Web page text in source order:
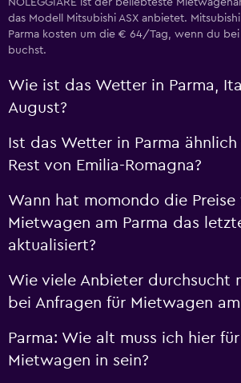
NOLEGGIARE ist der beliebteste
das Modell Mitsubishi ASX anbietet.
Parma kosten um die € 64/Tag, wenn du bei
buchst.
Wie ist das Wetter in Parma,
August?
Ist das Wetter in Parma
Rest von Emilia-Romagna?
Wann hat momondo die Preise
Mietwagen am Parma das
aktualisiert?
Wie viele Anbieter durchsucht
bei Anfragen für Mietwagen am
Parma: Wie alt muss ich hier
Mietwagen in sein?